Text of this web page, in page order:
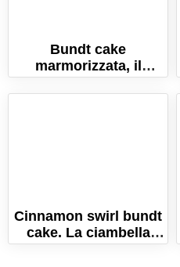
Bundt cake
marmorizzata, il
bicolore che
ingolosisce!
Cinnamon swirl bundt
cake. La ciambella
morbida alla cannella!